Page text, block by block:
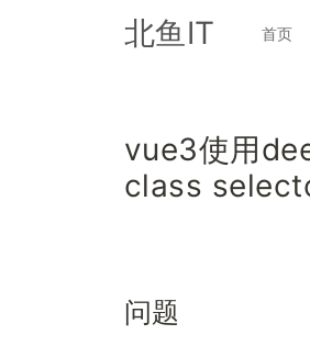
北鱼IT 首页
vue3使用
class
问题